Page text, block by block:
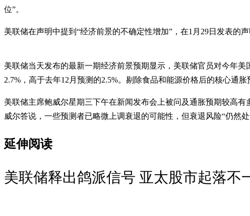
位”。
美联储在声明中提到“经济前景的不确定性增加”，在1月29日发表的
美联储当天发布的最新一期经济前景预期显示，美联储官员对今年
2.7%，高于去年12月预测的2.5%。剔除食品和能源价格后的核心通胀
美联储主席鲍威尔星期三下午在新闻发布会上被问及通胀预期较高
威尔答说，一些预测者已略微上调衰退的可能性，但衰退风险“仍然处
延伸阅读
美联储释出鸽派信号 亚太股市起落不